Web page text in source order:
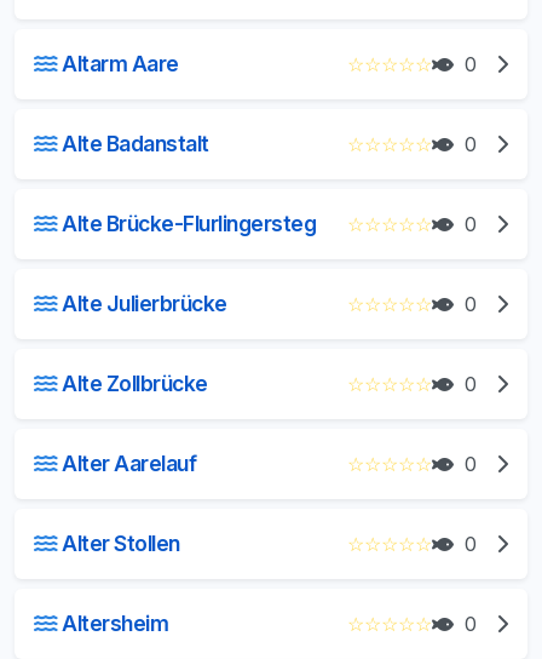
Altarm Aare ☆☆☆☆☆ 0
Alte Badanstalt ☆☆☆☆☆ 0
Alte Brücke-Flurlingersteg ☆☆☆☆☆ 0
Alte Julierbrücke ☆☆☆☆☆ 0
Alte Zollbrücke ☆☆☆☆☆ 0
Alter Aarelauf ☆☆☆☆☆ 0
Alter Stollen ☆☆☆☆☆ 0
Altersheim ☆☆☆☆☆ 0